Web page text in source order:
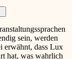
sein, werden
erwähnt, dass Lux
hat, was wahrlich